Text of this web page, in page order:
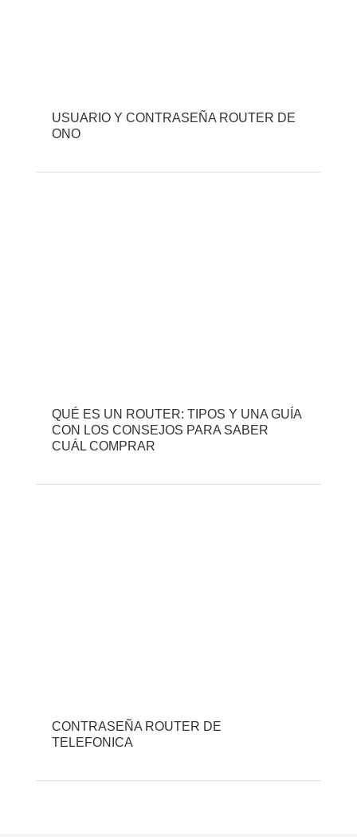
USUARIO Y CONTRASEÑA ROUTER DE
ONO
QUÉ ES UN ROUTER: TIPOS Y UNA GUÍA
CON LOS CONSEJOS PARA SABER
CUÁL COMPRAR
CONTRASEÑA ROUTER DE
TELEFONICA